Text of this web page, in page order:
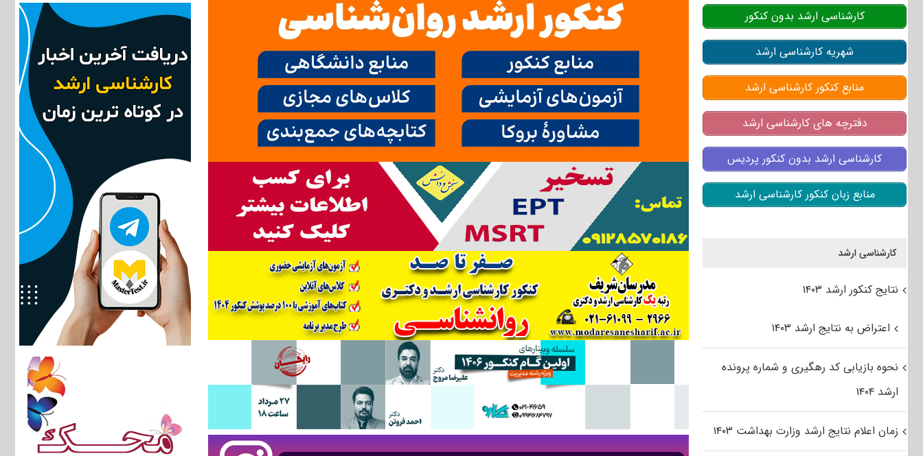
کارشناسی ارشد بدون کنکور
شهریه کارشناسی ارشد
منابع کنکور کارشناسی ارشد
دفترچه های کارشناسی ارشد
کارشناسی ارشد بدون کنکور پردیس
منابع زبان کنکور کارشناسی ارشد
کارشناسی ارشد
نتایج کنکور ارشد ۱۴۰۳
اعتراض به نتایج ارشد ۱۴۰۳
نحوه بازیابی کد رهگیری و شماره پرونده
ارشد ۱۴۰۴
زمان اعلام نتایج ارشد وزارت بهداشت ۱۴۰۳